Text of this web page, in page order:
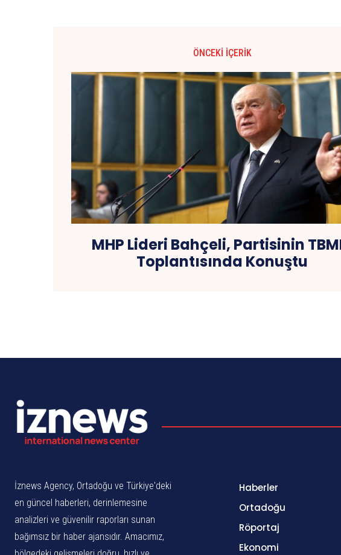
ÖNCEKI İÇERIK
MHP Lideri Bahçeli, Partisinin
Toplantısında Konuştu
İznews Agency, Ortadoğu ve Türkiye'deki
en güncel haberleri, derinlemesine
analizleri ve güvenilir raporları sunan
bağımsız bir haber ajansıdır. Amacımız,
Haberler
Ortadoğu
Röportaj
Ekonomi